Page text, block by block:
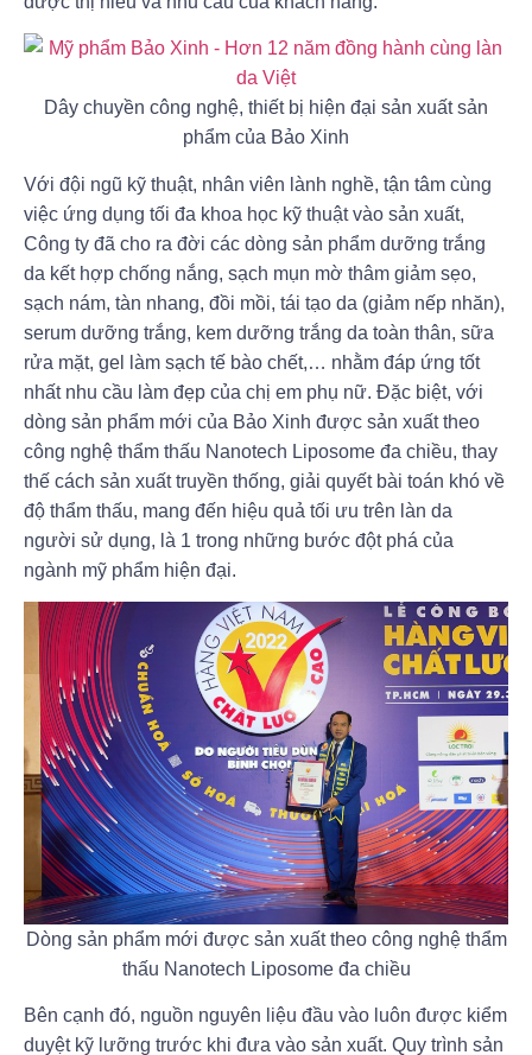
Dây chuyền công nghệ, thiết bị hiện đại sản xuất sản
phẩm của Bảo Xinh
Với đội ngũ kỹ thuật, nhân viên lành nghề, tận tâm cùng
việc ứng dụng tối đa khoa học kỹ thuật vào sản xuất,
Công ty đã cho ra đời các dòng sản phẩm dưỡng trắng
da kết hợp chống nắng, sạch mụn mờ thâm giảm sẹo,
sạch nám, tàn nhang, đồi mồi, tái tạo da (giảm nếp nhăn),
serum dưỡng trắng, kem dưỡng trắng da toàn thân, sữa
rửa mặt, gel làm sạch tế bào chết,… nhằm đáp ứng tốt
nhất nhu cầu làm đẹp của chị em phụ nữ. Đặc biệt, với
dòng sản phẩm mới của Bảo Xinh được sản xuất theo
công nghệ thẩm thấu Nanotech Liposome đa chiều, thay
thế cách sản xuất truyền thống, giải quyết bài toán khó về
độ thẩm thấu, mang đến hiệu quả tối ưu trên làn da
người sử dụng, là 1 trong những bước đột phá của
ngành mỹ phẩm hiện đại.
Dòng sản phẩm mới được sản xuất theo công nghệ thẩm
thấu Nanotech Liposome đa chiều
Bên cạnh đó, nguồn nguyên liệu đầu vào luôn được kiểm
duyệt kỹ lưỡng trước khi đưa vào sản xuất. Quy trình sản